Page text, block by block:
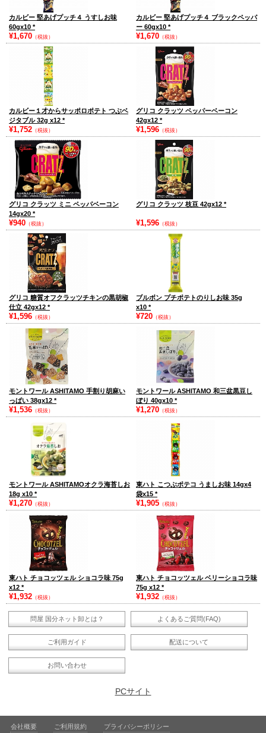
カルビー 堅あげプッチ４ うすしお味
60gx10 *
¥1,670 （税抜）
カルビー 堅あげプッチ４ ブラックペッパ
ー 60gx10 *
¥1,670 （税抜）
カルビー１才からサッポロポテト つぶベ
ジタブル 32g x12 *
¥1,752 （税抜）
グリコ クラッツ ペッパーベーコン
42gx12 *
¥1,596 （税抜）
グリコ クラッツ ミニ ペッパベーコン
14gx20 *
¥940 （税抜）
グリコ クラッツ 枝豆 42gx12 *
¥1,596 （税抜）
グリコ 糖質オフクラッツチキンの黒胡椒
仕立 42gx12 *
¥1,596 （税抜）
ブルボン プチポテトのりしお味 35g
x10 *
¥720 （税抜）
モントワール ASHITAMO 手割り胡麻い
っぱい 38gx12 *
¥1,536 （税抜）
モントワール ASHITAMO 和三盆黒豆し
ぼり 40gx10 *
¥1,270 （税抜）
モントワール ASHITAMOオクラ海苔しお
18g x10 *
¥1,270 （税抜）
東ハト こつぶポテコ うましお味 14gx4
袋x15 *
¥1,905 （税抜）
東ハト チョコッツェル ショコラ味 75g
x12 *
¥1,932 （税抜）
東ハト チョコッツェル ベリーショコラ味
75g x12 *
¥1,932 （税抜）
問屋 国分ネット卸とは？ よくあるご質問(FAQ)
ご利用ガイド 配送について
お問い合わせ
PCサイト
会社概要 ご利用規約 プライバシーポリシー